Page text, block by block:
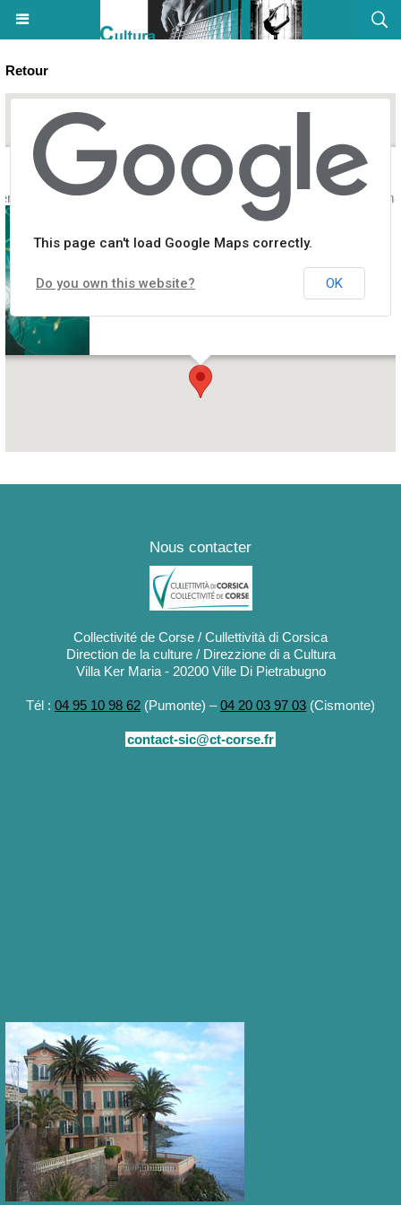
Retour
Fiction : Les Mycéliades - Médiathèque Des Cannes /
This page can't load Google Maps correctly.
Do you own this website? OK
Nous contacter
Collectivité de Corse / Cullettività di Corsica
Direction de la culture / Direzzione di a Cultura
Villa Ker Maria - 20200 Ville Di Pietrabugno
Tél : 04 95 10 98 62 (Pumonte) –04 20 03 97 03 (Cismonte)
contact-sic@ct-corse.fr